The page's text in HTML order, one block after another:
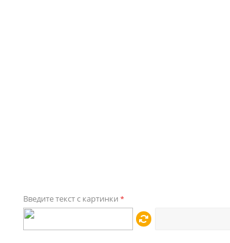
Введите текст с картинки *